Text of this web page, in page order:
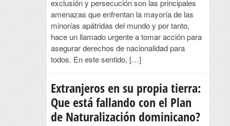
exclusión y persecución son las principales
amenazas que enfrentan la mayoría de las
minorías apátridas del mundo y por tanto,
hace un llamado urgente a tomar acción para
asegurar derechos de nacionalidad para
todos. En este sentido, […]
Extranjeros en su propia tierra:
Que está fallando con el Plan
de Naturalización dominicano?